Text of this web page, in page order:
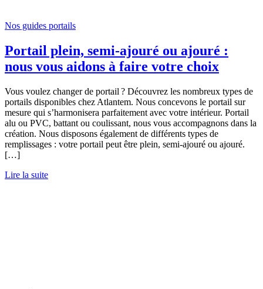
Nos guides portails
Portail plein, semi-ajouré ou ajouré :
nous vous aidons à faire votre choix
Vous voulez changer de portail ? Découvrez les nombreux types de
portails disponibles chez Atlantem. Nous concevons le portail sur
mesure qui s’harmonisera parfaitement avec votre intérieur. Portail
alu ou PVC, battant ou coulissant, nous vous accompagnons dans la
création. Nous disposons également de différents types de
remplissages : votre portail peut être plein, semi-ajouré ou ajouré.
[…]
Lire la suite